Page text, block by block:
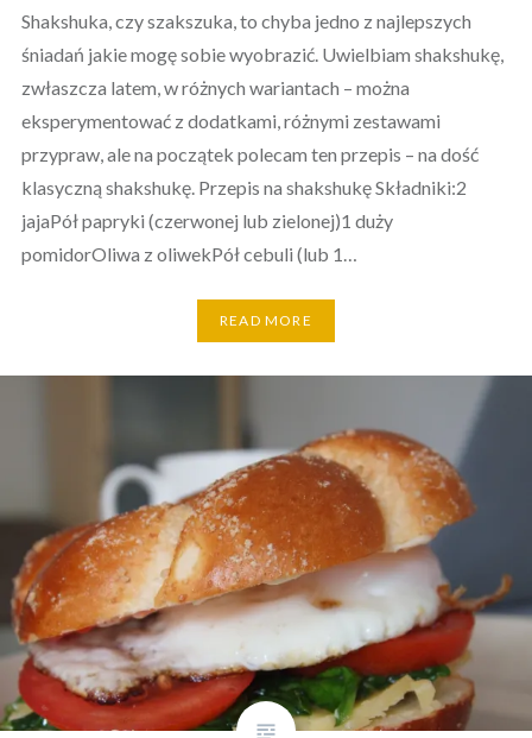
Shakshuka, czy szakszuka, to chyba jedno z najlepszych
śniadań jakie mogę sobie wyobrazić. Uwielbiam shakshukę,
zwłaszcza latem, w różnych wariantach – można
eksperymentować z dodatkami, różnymi zestawami
przypraw, ale na początek polecam ten przepis – na dość
klasyczną shakshukę. Przepis na shakshukę Składniki:2
jajaPół papryki (czerwonej lub zielonej)1 duży
pomidorOliwa z oliwekPół cebuli (lub 1…
READ MORE